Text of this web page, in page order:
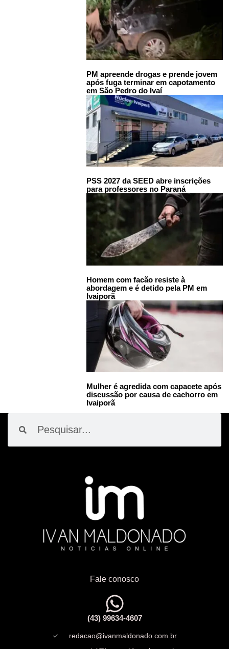
PM apreende drogas e prende jovem
após fuga terminar em capotamento
em São Pedro do Ivaí
PSS 2027 da SEED abre inscrições
para professores no Paraná
Homem com facão resiste à
abordagem e é detido pela PM em
Ivaiporã
Mulher é agredida com capacete após
discussão por causa de cachorro em
Ivaiporã
Fale conosco
(43) 99634-4607
redacao@ivanmaldonado.com.br